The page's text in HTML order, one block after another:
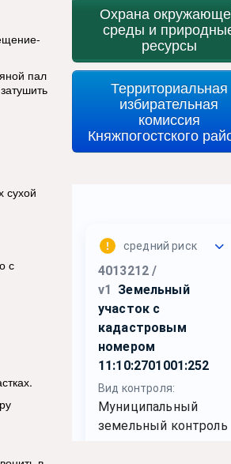
пал
сухой
с
Охрана
среды и
ресурсы
Территориальная
избирательная
комиссия
Княжпогостского